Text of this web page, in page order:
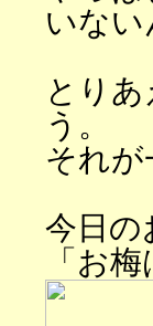
いな
とり
う。
それ
今日
「お